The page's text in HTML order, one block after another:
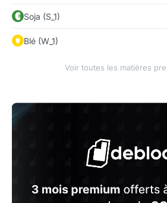
Soja (S_1)
Blé (W_1)
Voir toutes les matières